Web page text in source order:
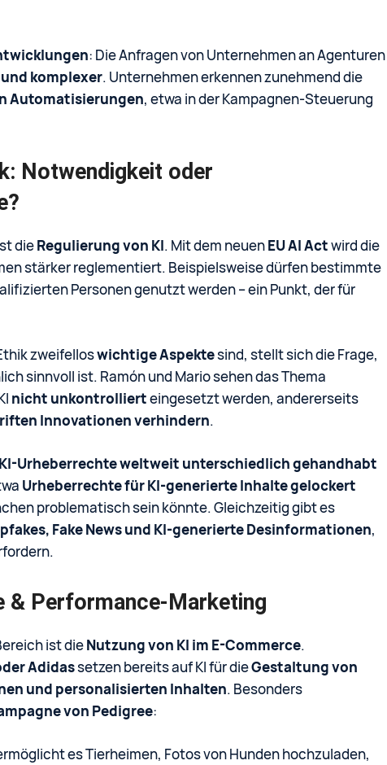
: Die Anfragen von Unternehmen an Agenturen
komplexer. Unternehmen erkennen zunehmend die
Automatisierungen, etwa in der Kampagnen-Steuerung
Notwendigkeit oder
dieRegulierung von KI. Mit dem neuenEU AI Actwird die
stärker reglementiert. Beispielsweise dürfen bestimmte
Personen genutzt werden – ein Punkt, der für
zweifelloswichtige Aspektesind, stellt sich die Frage,
sinnvoll ist. Ramón und Mario sehen das Thema
nicht unkontrollierteingesetzt werden, andererseits
Innovationen verhindern.
KI-Urheberrechte weltweit unterschiedlich gehandhabt
Urheberrechte für KI-generierte Inhalte gelockert
problematisch sein könnte. Gleichzeitig gibt es
Fake News und KI-generierte Desinformationen,
& Performance-Marketing
ist dieNutzung von KI im E-Commerce.
Adidassetzen bereits auf KI für dieGestaltung von
und personalisierten Inhalten. Besonders
von Pedigree:
es Tierheimen, Fotos von Hunden hochzuladen,